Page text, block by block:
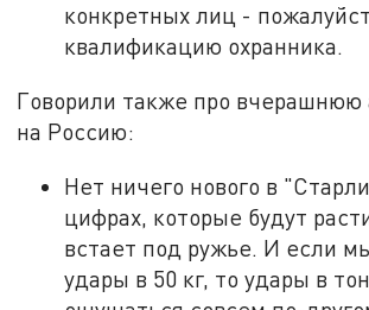
конкретных лиц -
квалификацию охранника.
Говорили также про
на Россию:
Нет ничего нового в
цифрах, которые будут
встает под ружье. И если
удары в 50 кг, то удары в